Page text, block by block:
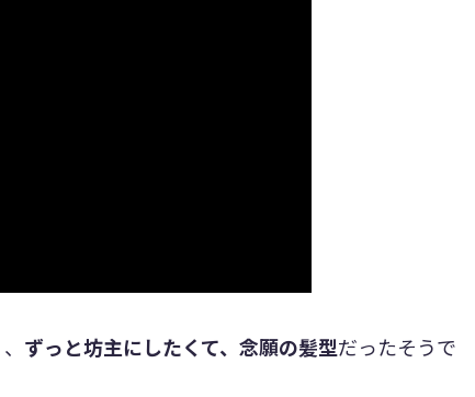
、 ずっと坊主にしたくて、念願の髪型だったそうで